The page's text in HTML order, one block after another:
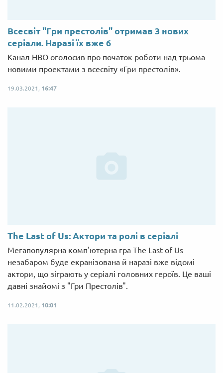
Всесвіт "Гри престолів" отримав 3 нових
серіали. Наразі їх вже 6
Канал HBO оголосив про початок роботи над трьома
новими проектами з всесвіту «Гри престолів».
19.03.2021, 16:47
The Last of Us: Актори та ролі в серіалі
Мегапопулярна комп'ютерна гра The Last of Us
незабаром буде екранізована й наразі вже відомі
актори, що зіграють у серіалі головних героїв. Це ваші
давні знайомі з "Гри Престолів".
11.02.2021, 10:01